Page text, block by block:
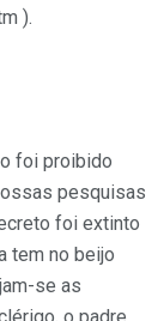
).
foi proibido
pesquisas
foi extinto
tem no beijo
se as
o padre